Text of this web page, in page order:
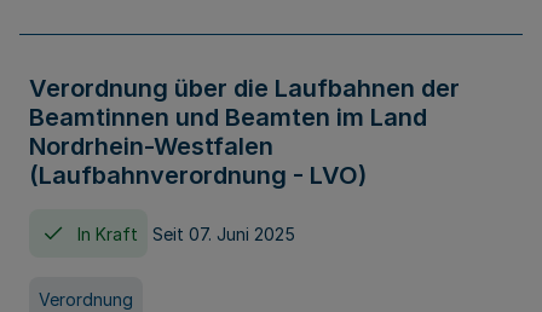
Verordnung über die Laufbahnen der
Beamtinnen und Beamten im Land
Nordrhein-Westfalen
(Laufbahnverordnung - LVO)
In Kraft Seit 07. Juni 2025
Verordnung